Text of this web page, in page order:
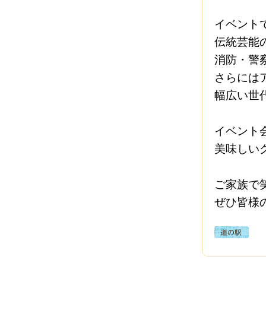
イベント
伝統芸能
消防・警
さらには
幅広い世
イベント
美味しい
ご家族で
ぜひ皆様